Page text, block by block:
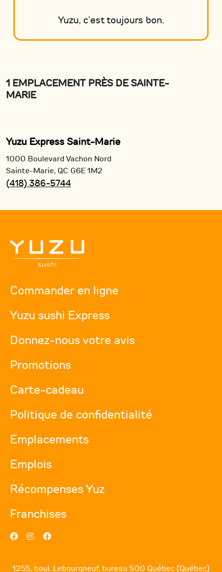
Yuzu, c’est toujours bon.
1 EMPLACEMENT PRÈS DE SAINTE-
MARIE
Yuzu Express Saint-Marie
1000 Boulevard Vachon Nord
Sainte-Marie, QC G6E 1M2
(418) 386-5744
Commander en ligne
Yuzu sushi Express
Donnez-nous votre avis
Promotions
Carte-cadeau
Politique de confidentialité
Emplacements
Emplois
Récompenses Yuz
Franchises
1255, boul. Lebourgneuf, bureau 500 Québec (Québec)